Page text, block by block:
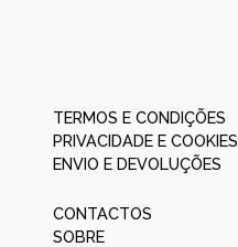
TERMOS E CONDIÇÕES
PRIVACIDADE E COOKIES
ENVIO E DEVOLUÇÕES
CONTACTOS
SOBRE